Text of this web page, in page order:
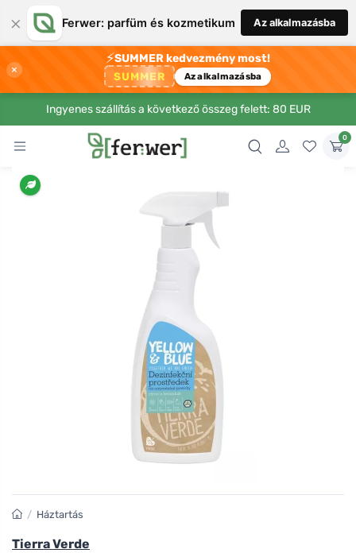
× Ferwer: parfüm és kozmetikum Az alkalmazásba
×
⚡SUMMER kedvezmény most!
SUMMER Az alkalmazásba
Ingyenes szállítás a következő összeg felett: 80 EUR
0
/ Háztartás
Tierra Verde